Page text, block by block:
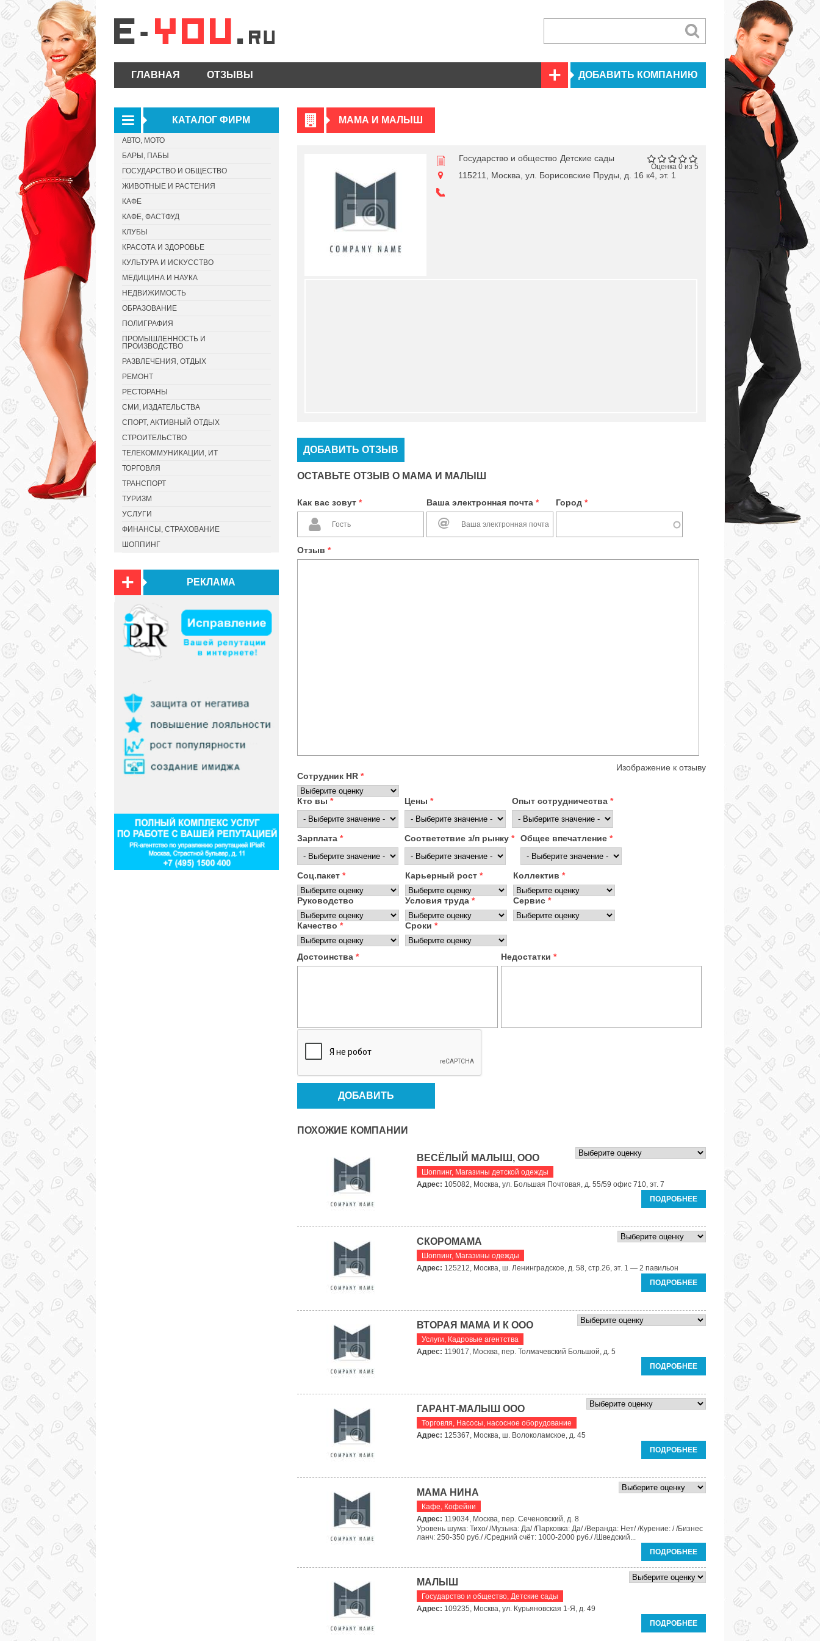
ГЛАВНАЯ ОТЗЫВЫ ДОБАВИТЬ КОМПАНИЮ
МАМА И МАЛЫШ
Оценка 0 из 5
Государство и общество Детские сады
115211, Москва, ул. Борисовские Пруды, д. 16 к4, эт. 1
ДОБАВИТЬ ОТЗЫВ
ОСТАВЬТЕ ОТЗЫВ О МАМА И МАЛЫШ
Как вас зовут * Ваша электронная почта * Город *
Отзыв *
Изображение к отзыву
Сотрудник HR *
Кто вы * Цены * Опыт сотрудничества *
Зарплата * Соответствие з/п рынку * Общее впечатление *
Соц.пакет * Карьерный рост * Коллектив *
Руководство Условия труда * Сервис *
Качество * Сроки *
Достоинства * Недостатки *
ПОХОЖИЕ КОМПАНИИ
ВЕСЁЛЫЙ МАЛЫШ, ООО
Шоппинг, Магазины детской одежды
Адрес: 105082, Москва, ул. Большая Почтовая, д. 55/59 офис 710, эт. 7
ПОДРОБНЕЕ
СКОРОМАМА
Шоппинг, Магазины одежды
Адрес: 125212, Москва, ш. Ленинградское, д. 58, стр.26, эт. 1 — 2 павильон
ПОДРОБНЕЕ
ВТОРАЯ МАМА И К ООО
Услуги, Кадровые агентства
Адрес: 119017, Москва, пер. Толмачевский Большой, д. 5
ПОДРОБНЕЕ
ГАРАНТ-МАЛЫШ ООО
Торговля, Насосы, насосное оборудование
Адрес: 125367, Москва, ш. Волоколамское, д. 45
ПОДРОБНЕЕ
МАМА НИНА
Кафе, Кофейни
Адрес: 119034, Москва, пер. Сеченовский, д. 8
Уровень шума: Тихо/ /Музыка: Да/ /Парковка: Да/ /Веранда: Нет/ /Курение: / /Бизнес
ланч: 250-350 руб./ /Средний счёт: 1000-2000 руб./ /Шведский...
ПОДРОБНЕЕ
МАЛЫШ
Государство и общество, Детские сады
Адрес: 109235, Москва, ул. Курьяновская 1-Я, д. 49
ПОДРОБНЕЕ
КАТАЛОГ ФИРМ
АВТО, МОТО
БАРЫ, ПАБЫ
ГОСУДАРСТВО И ОБЩЕСТВО
ЖИВОТНЫЕ И РАСТЕНИЯ
КАФЕ
КАФЕ, ФАСТФУД
КЛУБЫ
КРАСОТА И ЗДОРОВЬЕ
КУЛЬТУРА И ИСКУССТВО
МЕДИЦИНА И НАУКА
НЕДВИЖИМОСТЬ
ОБРАЗОВАНИЕ
ПОЛИГРАФИЯ
ПРОМЫШЛЕННОСТЬ И
ПРОИЗВОДСТВО
РАЗВЛЕЧЕНИЯ, ОТДЫХ
РЕМОНТ
РЕСТОРАНЫ
СМИ, ИЗДАТЕЛЬСТВА
СПОРТ, АКТИВНЫЙ ОТДЫХ
СТРОИТЕЛЬСТВО
ТЕЛЕКОММУНИКАЦИИ, ИТ
ТОРГОВЛЯ
ТРАНСПОРТ
ТУРИЗМ
УСЛУГИ
ФИНАНСЫ, СТРАХОВАНИЕ
ШОППИНГ
РЕКЛАМА